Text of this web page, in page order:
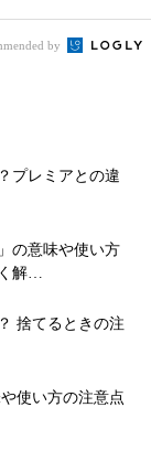
by
プレミアとの違
の意味や使い方
解…
捨てるときの注
使い方の注意点